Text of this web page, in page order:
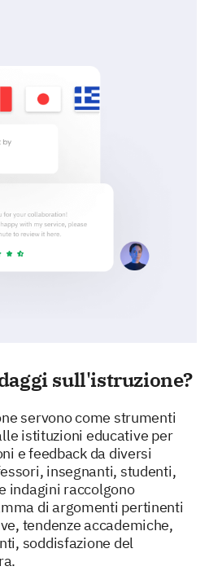
sull'istruzione?
servono come strumenti
istituzioni educative per
e feedback da diversi
insegnanti, studenti,
indagini raccolgono
di argomenti pertinenti
tendenze accademiche,
soddisfazione del